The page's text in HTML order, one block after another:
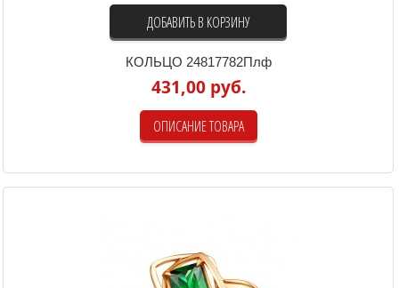
ДОБАВИТЬ В КОРЗИНУ
КОЛЬЦО 24817782Плф
431,00 руб.
ОПИСАНИЕ ТОВАРА